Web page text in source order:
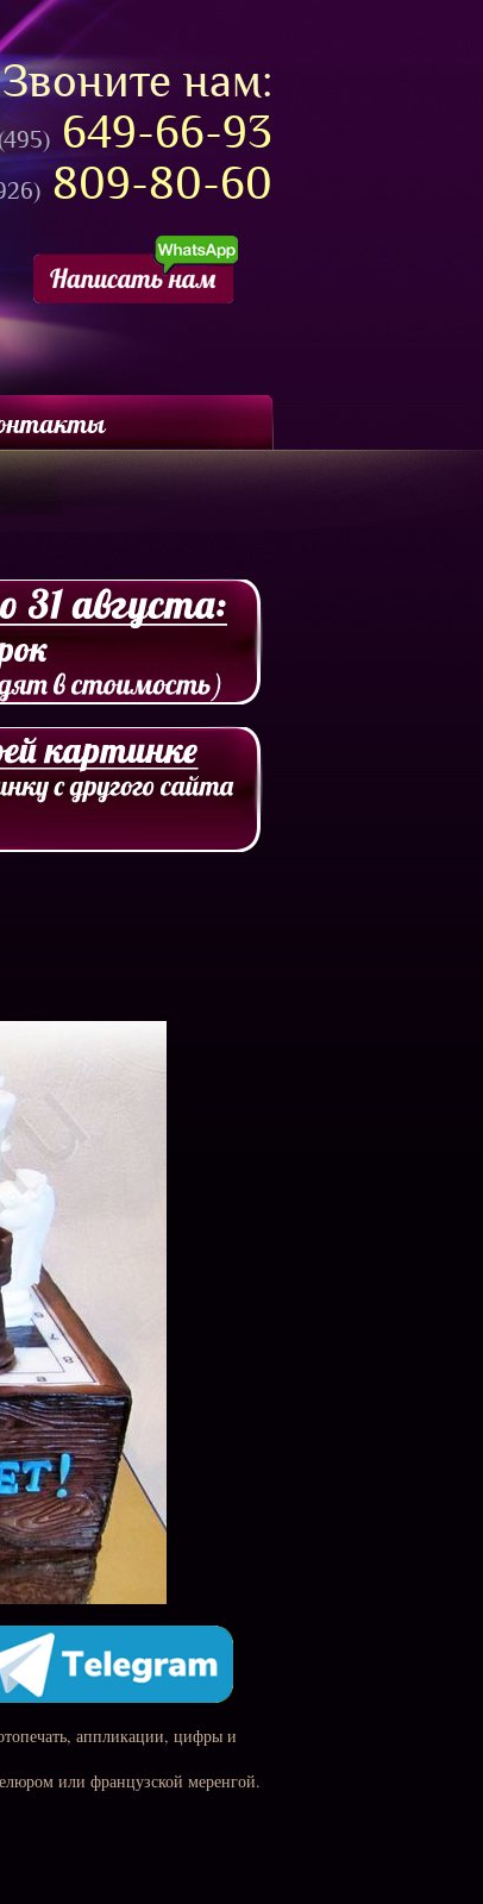
Звоните нам:
649-66-93
809-80-60
аппликации, цифры и
или французской меренгой.